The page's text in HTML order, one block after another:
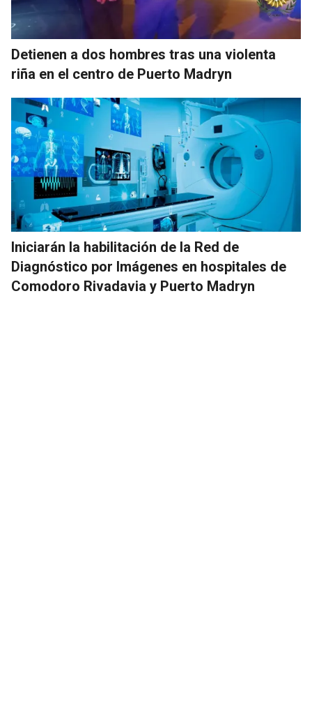
Detienen a dos hombres tras una violenta
riña en el centro de Puerto Madryn
Iniciarán la habilitación de la Red de
Diagnóstico por Imágenes en hospitales de
Comodoro Rivadavia y Puerto Madryn